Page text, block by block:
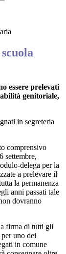
essere prelevati
genitoriale,
in segreteria
comprensivo
settembre,
delega per la
a prelevare il
la permanenza
anni passati tale
dovranno
firma di tutti gli
uno dei
in comune